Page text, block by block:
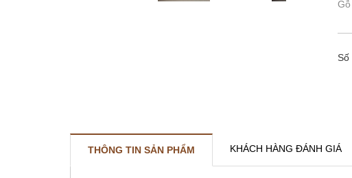
Số
THÔNG TIN SẢN PHẨM KHÁCH HÀNG ĐÁNH GIÁ